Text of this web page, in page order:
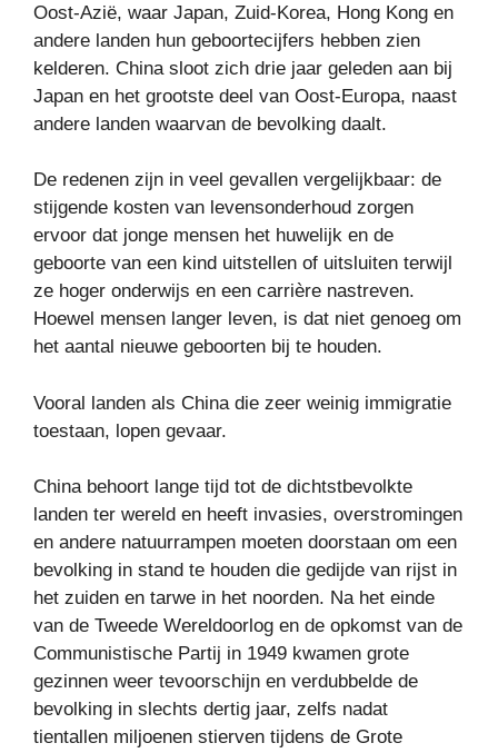
Oost-Azië, waar Japan, Zuid-Korea, Hong Kong en
andere landen hun geboortecijfers hebben zien
kelderen. China sloot zich drie jaar geleden aan bij
Japan en het grootste deel van Oost-Europa, naast
andere landen waarvan de bevolking daalt.
De redenen zijn in veel gevallen vergelijkbaar: de
stijgende kosten van levensonderhoud zorgen
ervoor dat jonge mensen het huwelijk en de
geboorte van een kind uitstellen of uitsluiten terwijl
ze hoger onderwijs en een carrière nastreven.
Hoewel mensen langer leven, is dat niet genoeg om
het aantal nieuwe geboorten bij te houden.
Vooral landen als China die zeer weinig immigratie
toestaan, lopen gevaar.
China behoort lange tijd tot de dichtstbevolkte
landen ter wereld en heeft invasies, overstromingen
en andere natuurrampen moeten doorstaan ​​om een ​​
bevolking in stand te houden die gedijde van rijst in
het zuiden en tarwe in het noorden. Na het einde
van de Tweede Wereldoorlog en de opkomst van de
Communistische Partij in 1949 kwamen grote
gezinnen weer tevoorschijn en verdubbelde de
bevolking in slechts dertig jaar, zelfs nadat
tientallen miljoenen stierven tijdens de Grote